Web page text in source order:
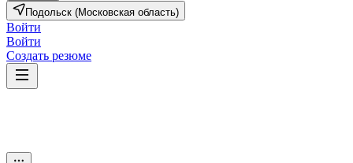
Подольск (Московская область)
Войти
Войти
Создать резюме